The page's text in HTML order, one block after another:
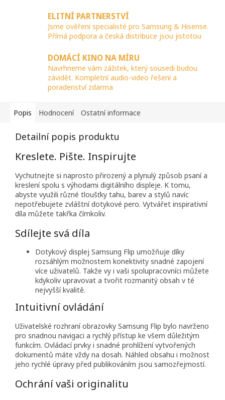
ELITNÍ PARTNERSTVÍ
Jsme ověření specialisté pro Samsung & Hisense.
Přímá podpora a česká distribuce jsou jistotou
DOMÁCÍ KINO NA MÍRU
Navrhneme vám zážitek, který sousedi budou
závidět. Kompletní audio-video řešení a
poradenství zdarma
Popis Hodnocení Ostatní informace
Detailní popis produktu
Kreslete. Pište. Inspirujte
Vychutnejte si naprosto přirozený a plynulý způsob psaní a
kreslení spolu s výhodami digitálního displeje. K tomu,
abyste využili různé tloušťky tahu, barev a stylů navíc
nepotřebujete zvláštní dotykové pero. Vytvářet inspirativní
díla můžete takřka čímkoliv.
Sdílejte svá díla
Dotykový displej Samsung Flip umožňuje díky
rozsáhlým možnostem konektivity snadné zapojení
více uživatelů. Takže vy i vaši spolupracovníci můžete
kdykoliv upravovat a tvořit rozmanitý obsah v té
nejvyšší kvalitě.
Intuitivní ovládání
Uživatelské rozhraní obrazovky Samsung Flip bylo navrženo
pro snadnou navigaci a rychlý přístup ke všem důležitým
funkcím. Ovládací prvky i snadné prohlížení vytvořených
dokumentů máte vždy na dosah. Náhled obsahu i možnost
jeho rychlé úpravy před publikováním jsou samozřejmostí.
Ochrání vaši originalitu